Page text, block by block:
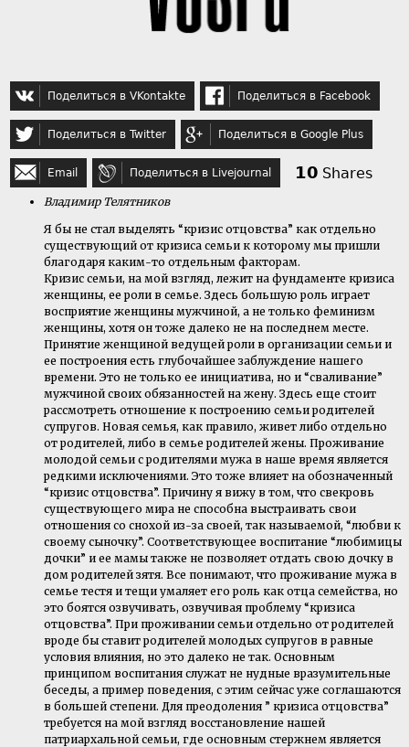
Поделиться в VKontakte Поделиться в Facebook
Поделиться в Twitter Поделиться в Google Plus
Email Поделиться в Livejournal 10 Shares
Владимир Телятников
Я бы не стал выделять “кризис отцовства” как отдельно
существующий от кризиса семьи к которому мы пришли
благодаря каким-то отдельным факторам.
Кризис семьи, на мой взгляд, лежит на фундаменте кризиса
женщины, ее роли в семье. Здесь большую роль играет
восприятие женщины мужчиной, а не только феминизм
женщины, хотя он тоже далеко не на последнем месте.
Принятие женщиной ведущей роли в организации семьи и
ее построения есть глубочайшее заблуждение нашего
времени. Это не только ее инициатива, но и “сваливание”
мужчиной своих обязанностей на жену. Здесь еще стоит
рассмотреть отношение к построению семьи родителей
супругов. Новая семья, как правило, живет либо отдельно
от родителей, либо в семье родителей жены. Проживание
молодой семьи с родителями мужа в наше время является
редкими исключениями. Это тоже влияет на обозначенный
“кризис отцовства”. Причину я вижу в том, что свекровь
существующего мира не способна выстраивать свои
отношения со снохой из-за своей, так называемой, “любви к
своему сыночку”. Соответствующее воспитание “любимицы
дочки” и ее мамы также не позволяет отдать свою дочку в
дом родителей зятя. Все понимают, что проживание мужа в
семье тестя и тещи умаляет его роль как отца семейства, но
это боятся озвучивать, озвучивая проблему “кризиса
отцовства”. При проживании семьи отдельно от родителей
вроде бы ставит родителей молодых супругов в равные
условия влияния, но это далеко не так. Основным
принципом воспитания служат не нудные вразумительные
беседы, а пример поведения, с этим сейчас уже соглашаются
в большей степени. Для преодоления ” кризиса отцовства”
требуется на мой взгляд восстановление нашей
патриархальной семьи, где основным стержнем является